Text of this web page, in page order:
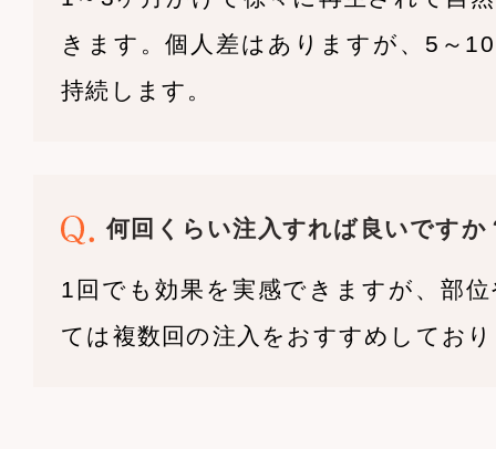
きます。個人差はありますが、5～
持続します。
何回くらい注入すれば良いですか
1回でも効果を実感できますが、部
ては複数回の注入をおすすめしてお